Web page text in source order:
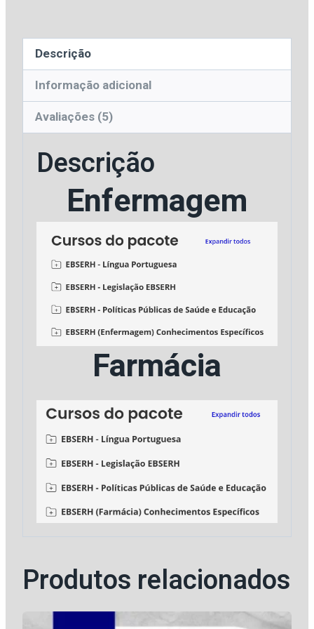
Descrição
Informação adicional
Avaliações (5)
Descrição
Enfermagem
Farmácia
Produtos relacionados